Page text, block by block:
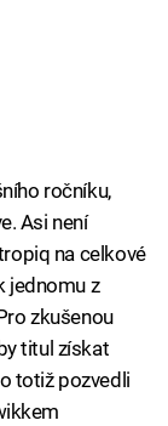
ročníku,
Asi není
na celkové
jednomu z
zkušenou
titul získat
totiž pozvedli